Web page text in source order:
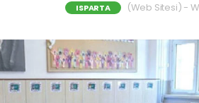
ISPARTA (Web Sitesi) -